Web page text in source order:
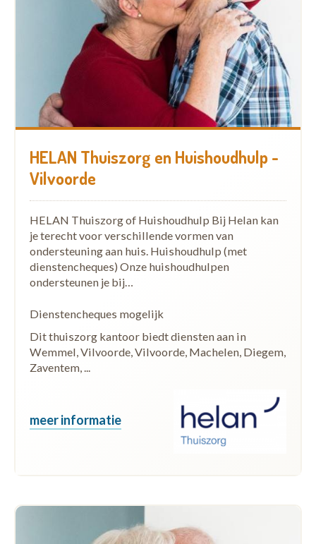
HELAN Thuiszorg en Huishoudhulp -
Vilvoorde
HELAN Thuiszorg of Huishoudhulp Bij Helan kan
je terecht voor verschillende vormen van
ondersteuning aan huis. Huishoudhulp (met
dienstencheques) Onze huishoudhulpen
ondersteunen je bij…
Dienstencheques mogelijk
Dit thuiszorg kantoor biedt diensten aan in
Wemmel, Vilvoorde, Vilvoorde, Machelen, Diegem,
Zaventem, ...
meer informatie